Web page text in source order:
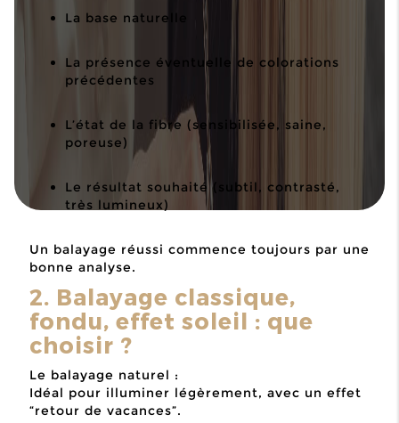
La base naturelle
La présence éventuelle de colorations
précédentes
L’état de la fibre (sensibilisée, saine,
poreuse)
Le résultat souhaité (subtil, contrasté,
très lumineux)
Un balayage réussi commence toujours par une
bonne analyse.
2. Balayage classique,
fondu, effet soleil : que
choisir ?
Le balayage naturel :
Idéal pour illuminer légèrement, avec un effet
“retour de vacances”.